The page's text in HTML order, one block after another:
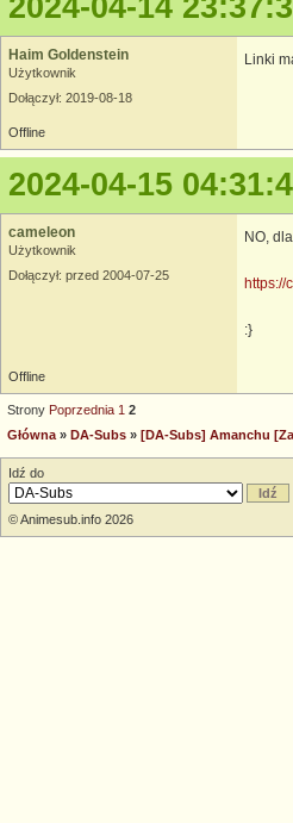
Haim Goldenstein
Użytkownik
Dołączył: 2019-08-18
Linki
Offline
2024-04-15
cameleon
Użytkownik
Dołączył: przed 2004-07-25
NO,
:}
Offline
Strony Poprzednia 1 2
Główna » DA-Subs » [DA-Subs] Amanchu
Idź do
© Animesub.info 2026